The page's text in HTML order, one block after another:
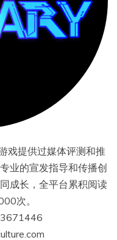
戏提供过媒体评测和推
业的宣发指导和传播创
成长，全平台累积阅读
次。